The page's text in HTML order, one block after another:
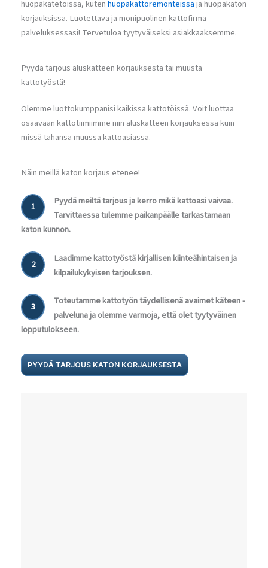
huopakatetöissä, kutenhuopakattoremonteissaja huopakaton
korjauksissa. Luotettava ja monipuolinen kattofirma
palveluksessasi! Tervetuloa tyytyväiseksi asiakkaaksemme.
Pyydä tarjous aluskatteen korjauksesta tai muusta
kattotyöstä!
Olemme luottokumppanisi kaikissa kattotöissä. Voit luottaa
osaavaan kattotiimiimme niin aluskatteen korjauksessa kuin
missä tahansa muussa kattoasiassa.
Näin meillä katon korjaus etenee!
1
Pyydä meiltä tarjous ja kerro mikä kattoasi vaivaa.
Tarvittaessa tulemme paikanpäälle tarkastamaan
katon kunnon.
2
Laadimme kattotyöstä kirjallisen kiinteähintaisen ja
kilpailukykyisen tarjouksen.
3
Toteutamme kattotyön täydellisenä avaimet käteen -
palveluna ja olemme varmoja, että olet tyytyväinen
lopputulokseen.
PYYDÄ TARJOUS KATON KORJAUKSESTA